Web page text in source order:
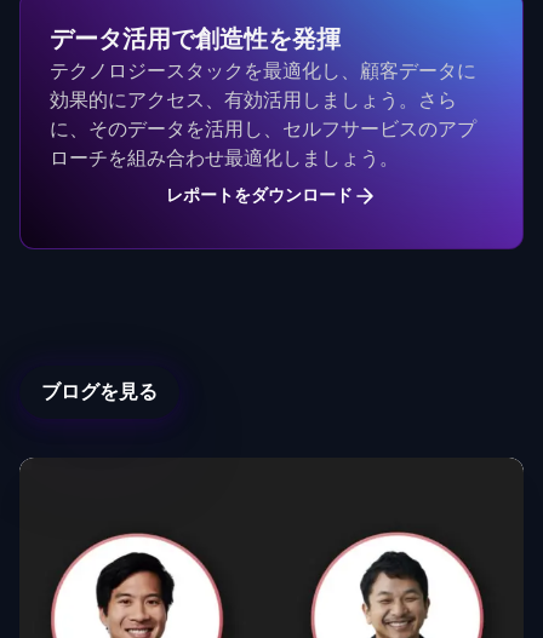
データ活用で創造性を発揮
テクノロジースタックを最適化し、顧客データに
効果的にアクセス、有効活用しましょう。さら
に、そのデータを活用し、セルフサービスのアプ
ローチを組み合わせ最適化しましょう。
レポートをダウンロード
ブログを見る